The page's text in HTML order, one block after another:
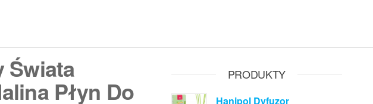
Świata
Płyn Do
PRODUKTY
Hanipol Dyfuzor